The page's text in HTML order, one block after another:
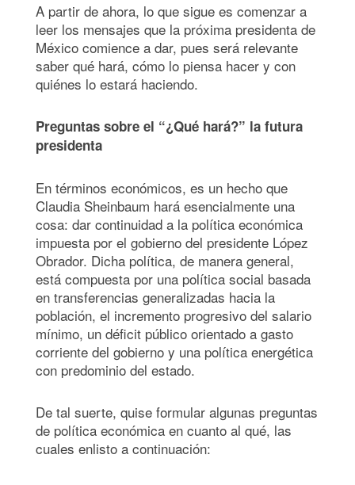
A partir de ahora, lo que sigue es comenzar a
leer los mensajes que la próxima presidenta de
México comience a dar, pues será relevante
saber qué hará, cómo lo piensa hacer y con
quiénes lo estará haciendo.
Preguntas sobre el “¿Qué hará?” la futura
presidenta
En términos económicos, es un hecho que
Claudia Sheinbaum hará esencialmente una
cosa: dar continuidad a la política económica
impuesta por el gobierno del presidente López
Obrador. Dicha política, de manera general,
está compuesta por una política social basada
en transferencias generalizadas hacia la
población, el incremento progresivo del salario
mínimo, un déficit público orientado a gasto
corriente del gobierno y una política energética
con predominio del estado.
De tal suerte, quise formular algunas preguntas
de política económica en cuanto al qué, las
cuales enlisto a continuación: